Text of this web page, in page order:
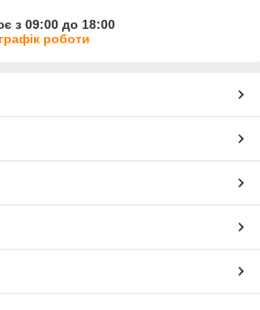
з 09:00 до 18:00
роботи